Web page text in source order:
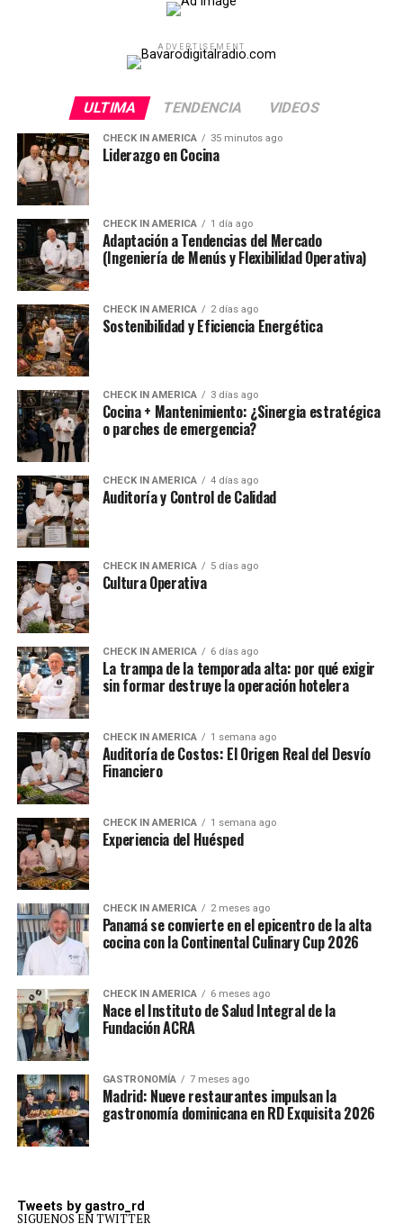
ADVERTISEMENT
ULTIMA TENDENCIA VIDEOS
CHECK IN AMERICA 35 minutos ago
Liderazgo en Cocina
CHECK IN AMERICA 1 día ago
Adaptación a Tendencias del Mercado
(Ingeniería de Menús y Flexibilidad Operativa)
CHECK IN AMERICA 2 días ago
Sostenibilidad y Eficiencia Energética
CHECK IN AMERICA 3 días ago
Cocina + Mantenimiento: ¿Sinergia estratégica
o parches de emergencia?
CHECK IN AMERICA 4 días ago
Auditoría y Control de Calidad
CHECK IN AMERICA 5 días ago
Cultura Operativa
CHECK IN AMERICA 6 días ago
La trampa de la temporada alta: por qué exigir
sin formar destruye la operación hotelera
CHECK IN AMERICA 1 semana ago
Auditoría de Costos: El Origen Real del Desvío
Financiero
CHECK IN AMERICA 1 semana ago
Experiencia del Huésped
CHECK IN AMERICA 2 meses ago
Panamá se convierte en el epicentro de la alta
cocina con la Continental Culinary Cup 2026
CHECK IN AMERICA 6 meses ago
Nace el Instituto de Salud Integral de la
Fundación ACRA
GASTRONOMÍA 7 meses ago
Madrid: Nueve restaurantes impulsan la
gastronomía dominicana en RD Exquisita 2026
Tweets by gastro_rd
SIGUENOS EN TWITTER